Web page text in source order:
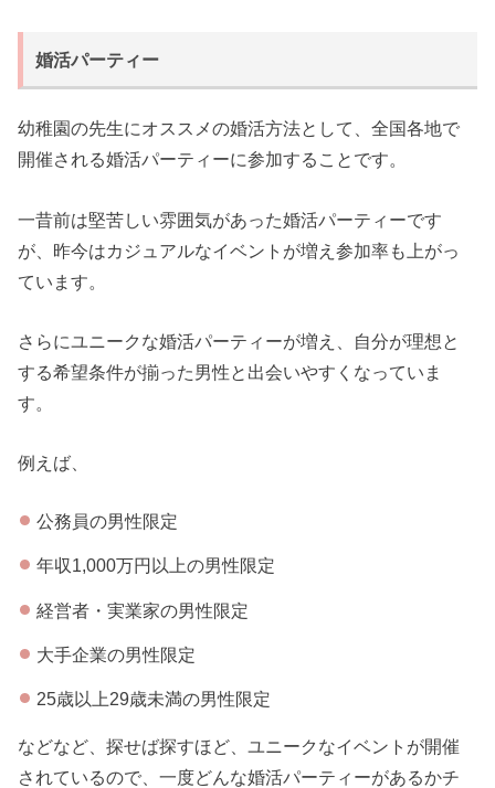
婚活パーティー
幼稚園の先生にオススメの婚活方法として、全国各地で
開催される婚活パーティーに参加することです。
一昔前は堅苦しい雰囲気があった婚活パーティーです
が、昨今はカジュアルなイベントが増え参加率も上がっ
ています。
さらにユニークな婚活パーティーが増え、自分が理想と
する希望条件が揃った男性と出会いやすくなっていま
す。
例えば、
公務員の男性限定
年収1,000万円以上の男性限定
経営者・実業家の男性限定
大手企業の男性限定
25歳以上29歳未満の男性限定
などなど、探せば探すほど、ユニークなイベントが開催
されているので、一度どんな婚活パーティーがあるかチ